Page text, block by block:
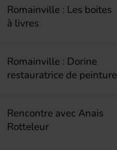
Romainville : Les boites
à livres
Romainville : Dorine
restauratrice de peinture
Rencontre avec Anais
Rotteleur